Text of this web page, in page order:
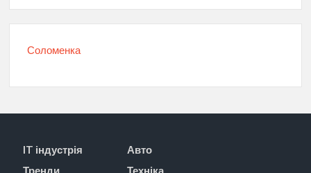
Соломенка
IT індустрія
Авто
Тренди
Техніка